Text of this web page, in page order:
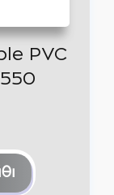
PVC